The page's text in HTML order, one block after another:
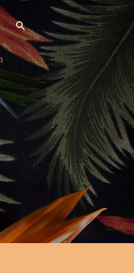
ะดวกในการพิจารณาอนุญาตและก